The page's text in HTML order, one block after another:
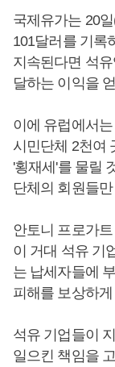
국제유가는 20
101달러를 기록
지속된다면 석유
달하는 이익을
이에 유럽에서
시민단체 2천여
'횡재세'를 물릴
단체의 회원들
안토니 프로가
이 거대 석유 기
는 납세자들에
피해를 보상하
석유 기업들이
일으킨 책임을